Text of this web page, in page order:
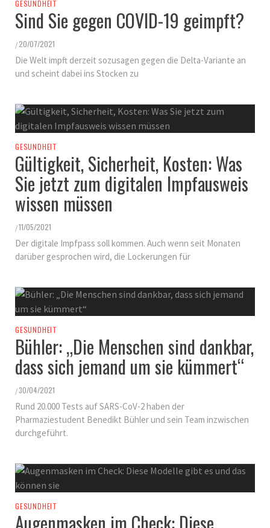
GESUNDHEIT
Sind Sie gegen COVID-19 geimpft?
/ 20/07/2021
Die Welt impft derzeit sozusagen gegen die Delta-Variante an
und scheint dabei ins Stocken zu
GESUNDHEIT
Gültigkeit, Sicherheit, Kosten: Was
Sie jetzt zum digitalen Impfausweis
wissen müssen
/11/05/2021
Der digitale Impfpass soll kommen. Auch wenn seit Monaten
darüber gesprochen wird, die Lockerungen für
GESUNDHEIT
Bühler: „Die Menschen sind dankbar,
dass sich jemand um sie kümmert“
/ 30/04/2021
Rund 20.000 Tests auf SARS-CoV-2 haben der
Pharmaziestudent Benedikt Bühler und sein Team inzwischen
durchgeführt.
GESUNDHEIT